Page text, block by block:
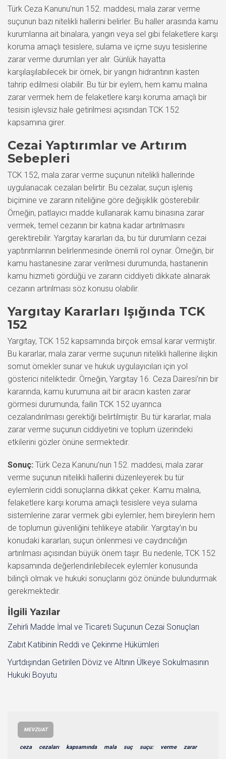
Türk Ceza Kanunu’nun 152. maddesi, mala zarar verme
suçunun bazı nitelikli hallerini belirler. Bu haller arasında kamu
kurumlarına ait binalara, yangın veya sel gibi felaketlere karşı
koruma amaçlı tesislere, sulama ve içme suyu tesislerine
zarar verme durumları yer alır. Günlük hayatta
karşılaşılabilecek bir örnek, bir yangın hidrantının kasten
tahrip edilmesi olabilir. Bu tür bir eylem, hem kamu malına
zarar vermek hem de felaketlere karşı koruma amaçlı bir
tesisin işlevsiz hale getirilmesi açısından TCK 152
kapsamına girer.
Cezai Yaptırımlar ve Artırım
Sebepleri
TCK 152, mala zarar verme suçunun nitelikli hallerinde
uygulanacak cezaları belirtir. Bu cezalar, suçun işleniş
biçimine ve zararın niteliğine göre değişiklik gösterebilir.
Örneğin, patlayıcı madde kullanarak kamu binasına zarar
vermek, temel cezanın bir katına kadar artırılmasını
gerektirebilir. Yargıtay kararları da, bu tür durumların cezai
yaptırımlarının belirlenmesinde önemli rol oynar. Örneğin, bir
kamu hastanesine zarar verilmesi durumunda, hastanenin
kamu hizmeti gördüğü ve zararın ciddiyeti dikkate alınarak
cezanın artırılması söz konusu olabilir.
Yargıtay Kararları Işığında TCK
152
Yargıtay, TCK 152 kapsamında birçok emsal karar vermiştir.
Bu kararlar, mala zarar verme suçunun nitelikli hallerine ilişkin
somut örnekler sunar ve hukuk uygulayıcıları için yol
gösterici niteliktedir. Örneğin, Yargıtay 16. Ceza Dairesi’nin bir
kararında, kamu kurumuna ait bir aracın kasten zarar
görmesi durumunda, failin TCK 152 uyarınca
cezalandırılması gerektiği belirtilmiştir. Bu tür kararlar, mala
zarar verme suçunun ciddiyetini ve toplum üzerindeki
etkilerini gözler önüne sermektedir.
Sonuç: Türk Ceza Kanunu’nun 152. maddesi, mala zarar
verme suçunun nitelikli hallerini düzenleyerek bu tür
eylemlerin ciddi sonuçlarına dikkat çeker. Kamu malına,
felaketlere karşı koruma amaçlı tesislere veya sulama
sistemlerine zarar vermek gibi eylemler, hem bireylerin hem
de toplumun güvenliğini tehlikeye atabilir. Yargıtay’ın bu
konudaki kararları, suçun önlenmesi ve caydırıcılığın
artırılması açısından büyük önem taşır. Bu nedenle, TCK 152
kapsamında değerlendirilebilecek eylemler konusunda
bilinçli olmak ve hukuki sonuçlarını göz önünde bulundurmak
gerekmektedir.
İlgili Yazılar
Zehirli Madde İmal ve Ticareti Suçunun Cezai Sonuçları
Zabıt Katibinin Reddi ve Çekinme Hükümleri
Yurtdışından Getirilen Döviz ve Altının Ülkeye Sokulmasının
Hukuki Boyutu
MEVZUAT
ceza cezaları kapsamında mala suç suçu: verme zarar